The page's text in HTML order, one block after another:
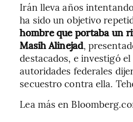
Irán lleva años
ha sido un objetivo
hombre que portaba un
Masih Alinejad,
destacados, e investigó
autoridades federales
secuestro contra ella.
Lea más en